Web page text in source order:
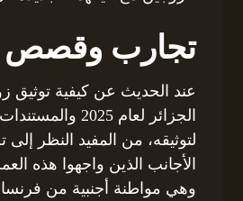
تجارب
عند الحديث عن كيفية توثيق
الجزائر لعام 2025
لتوثيقه، من المفيد النظر
الأجانب الذين واجهوا هذه
وهي مواطنة أجنبية من